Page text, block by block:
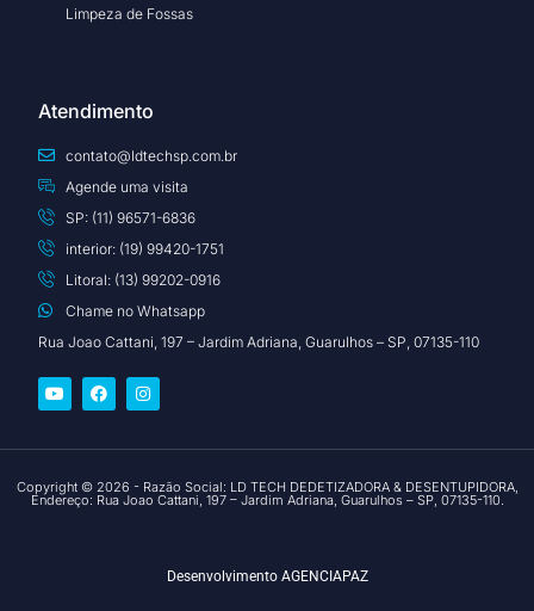
Limpeza de Fossas
Atendimento
contato@ldtechsp.com.br
Agende uma visita
SP: (11) 96571-6836
interior: (19) 99420-1751
Litoral: (13) 99202-0916
Chame no Whatsapp
Rua Joao Cattani, 197 – Jardim Adriana, Guarulhos – SP, 07135-110
Copyright © 2026 - Razão Social: LD TECH DEDETIZADORA & DESENTUPIDORA,
Endereço: Rua Joao Cattani, 197 – Jardim Adriana, Guarulhos – SP, 07135-110.
Desenvolvimento AGENCIAPAZ